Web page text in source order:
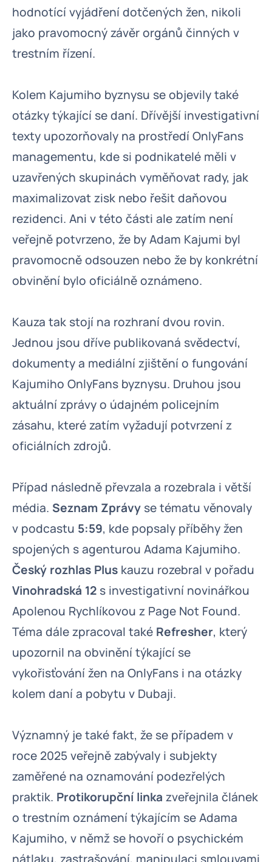
hodnotící vyjádření dotčených žen, nikoli
jako pravomocný závěr orgánů činných v
trestním řízení.
Kolem Kajumiho byznysu se objevily také
otázky týkající se daní. Dřívější investigativní
texty upozorňovaly na prostředí OnlyFans
managementu, kde si podnikatelé měli v
uzavřených skupinách vyměňovat rady, jak
maximalizovat zisk nebo řešit daňovou
rezidenci. Ani v této části ale zatím není
veřejně potvrzeno, že by Adam Kajumi byl
pravomocně odsouzen nebo že by konkrétní
obvinění bylo oficiálně oznámeno.
Kauza tak stojí na rozhraní dvou rovin.
Jednou jsou dříve publikovaná svědectví,
dokumenty a mediální zjištění o fungování
Kajumiho OnlyFans byznysu. Druhou jsou
aktuální zprávy o údajném policejním
zásahu, které zatím vyžadují potvrzení z
oficiálních zdrojů.
Případ následně převzala a rozebrala i větší
média. Seznam Zprávy se tématu věnovaly
v podcastu 5:59, kde popsaly příběhy žen
spojených s agenturou Adama Kajumiho.
Český rozhlas Plus kauzu rozebral v pořadu
Vinohradská 12 s investigativní novinářkou
Apolenou Rychlíkovou z Page Not Found.
Téma dále zpracoval také Refresher, který
upozornil na obvinění týkající se
vykořisťování žen na OnlyFans i na otázky
kolem daní a pobytu v Dubaji.
Významný je také fakt, že se případem v
roce 2025 veřejně zabývaly i subjekty
zaměřené na oznamování podezřelých
praktik. Protikorupční linka zveřejnila článek
o trestním oznámení týkajícím se Adama
Kajumiho, v němž se hovoří o psychickém